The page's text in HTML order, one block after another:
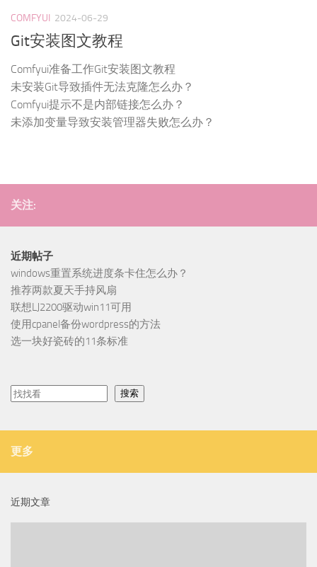
COMFYUI 2024-06-29
Git安装图文教程
Comfyui准备工作Git安装图文教程
未安装Git导致插件无法克隆怎么办？
Comfyui提示不是内部链接怎么办？
未添加变量导致安装管理器失败怎么办？
关注:
近期帖子
windows重置系统进度条卡住怎么办？
推荐两款夏天手持风扇
联想LJ2200驱动win11可用
使用cpanel备份wordpress的方法
选一块好瓷砖的11条标准
搜索 搜索
更多
近期文章